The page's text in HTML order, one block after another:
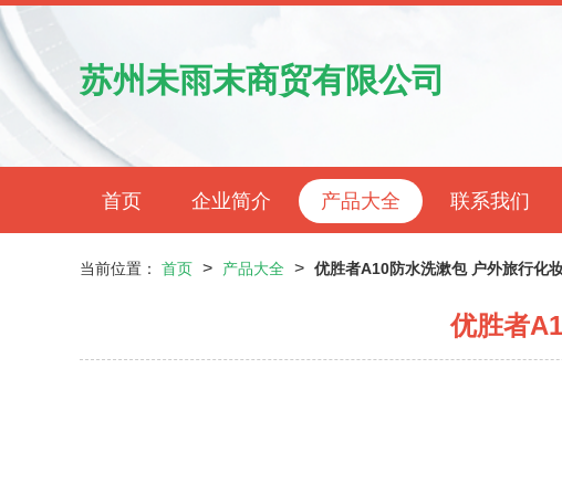
苏州未雨末商贸有限公司
首页 企业简介 产品大全 联系我们
当前位置： 首页 > 产品大全 > 优胜者A10防水洗漱包 户外旅行化
优胜者